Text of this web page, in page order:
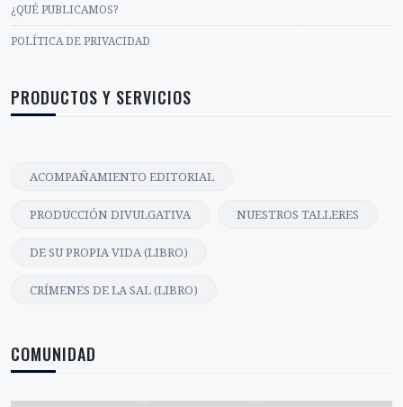
¿QUÉ PUBLICAMOS?
POLÍTICA DE PRIVACIDAD
PRODUCTOS Y SERVICIOS
ACOMPAÑAMIENTO EDITORIAL
PRODUCCIÓN DIVULGATIVA NUESTROS TALLERES
DE SU PROPIA VIDA (LIBRO)
CRÍMENES DE LA SAL (LIBRO)
COMUNIDAD